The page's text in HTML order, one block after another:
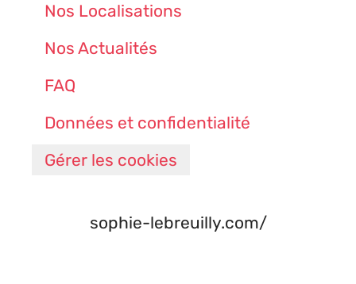
Nos Localisations
Nos Actualités
FAQ
Données et confidentialité
Gérer les cookies
sophie-lebreuilly.com/